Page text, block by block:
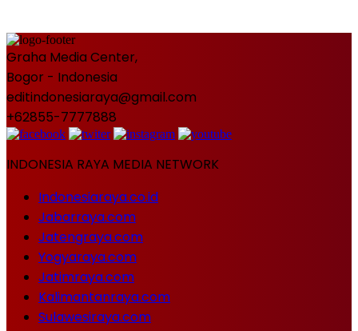
Graha Media Center,
Bogor - Indonesia
editindonesiaraya@gmail.com
+62855-7777888
INDONESIA RAYA MEDIA NETWORK
Indonesiaraya.co.id
Jabarraya.com
Jatengraya.com
Yogyaraya.com
Jatimraya.com
Kalimantanraya.com
Sulawesiraya.com